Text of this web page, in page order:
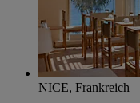
NICE, Frankreich